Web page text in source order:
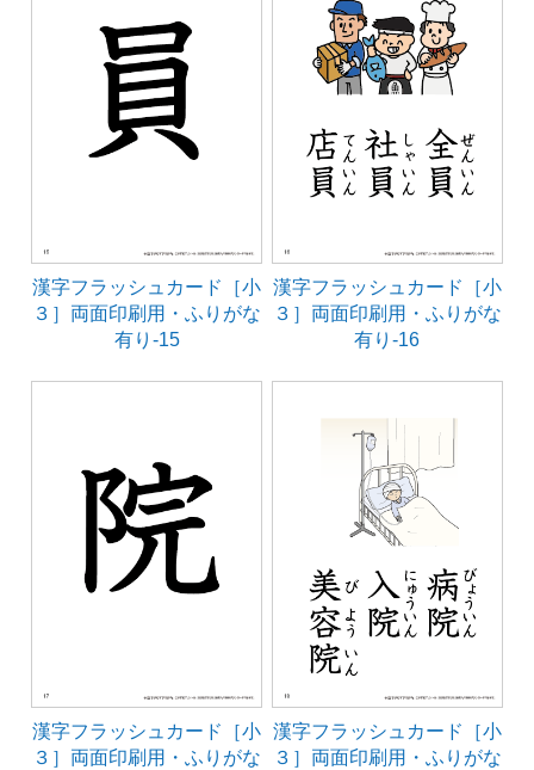
漢字フラッシュカード［小
３］両面印刷用・ふりがな
有り-15
漢字フラッシュカード［小
３］両面印刷用・ふりがな
有り-16
漢字フラッシュカード［小
３］両面印刷用・ふりがな
漢字フラッシュカード［小
３］両面印刷用・ふりがな